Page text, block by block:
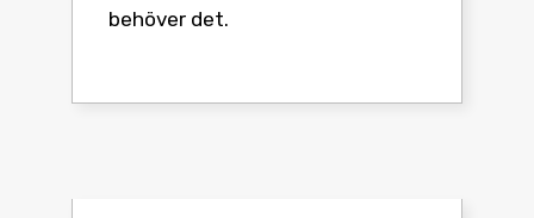
behöver det.